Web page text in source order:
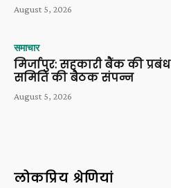
August 5, 2026
समाचार
मिर्जापुर: सहकारी बैंक की प्रबंध
समिति की बैठक संपन्न
August 5, 2026
लोकप्रिय श्रेणियां